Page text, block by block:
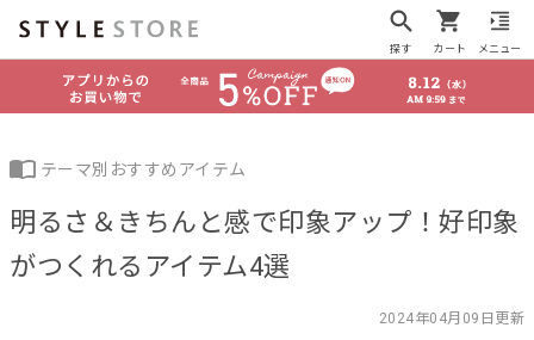
探す カート メニュー
テーマ別おすすめアイテム
明るさ＆きちんと感で印象アップ！好印象
がつくれるアイテム4選
2024年04月09日更新